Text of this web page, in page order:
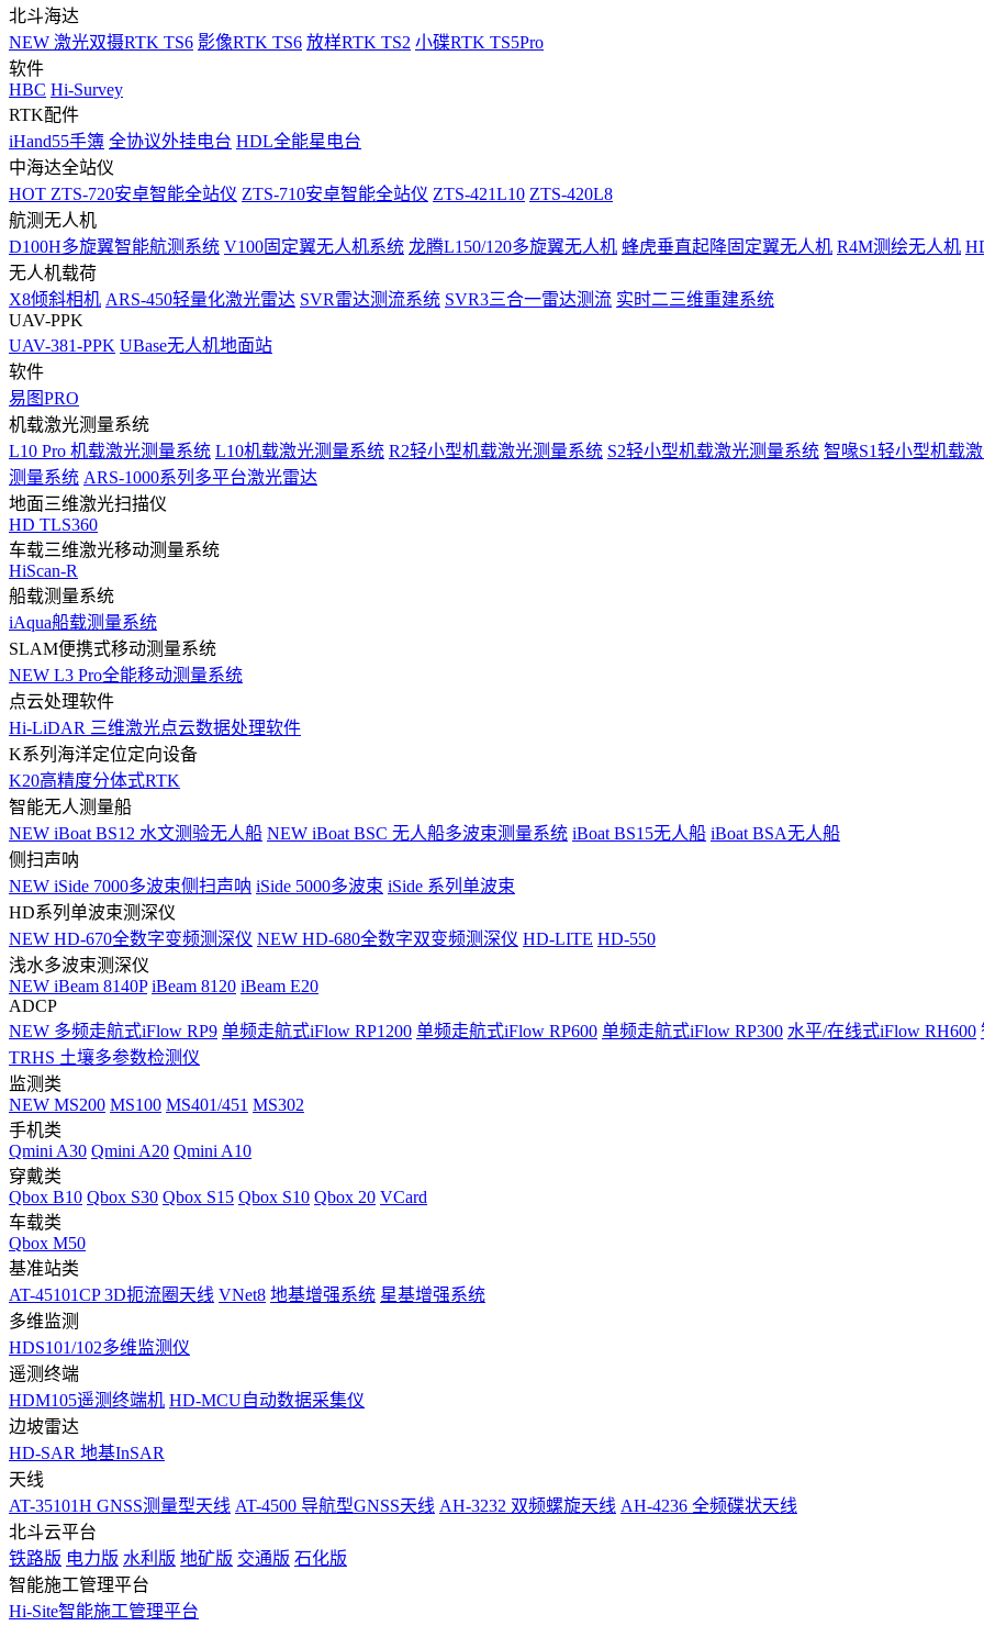
北斗海达
NEW 激光双摄RTK TS6 影像RTK TS6 放样RTK TS2 小碟RTK TS5Pro
软件
HBC Hi-Survey
RTK配件
iHand55手簿 全协议外挂电台 HDL全能星电台
中海达全站仪
HOT ZTS-720安卓智能全站仪 ZTS-710安卓智能全站仪 ZTS-421L10 ZTS-420L8
航测无人机
D100H多旋翼智能航测系统 V100固定翼无人机系统 龙腾L150/120多旋翼无人机 蜂虎垂直起降固定翼无人机 R4M测绘无人机
无人机载荷
X8倾斜相机 ARS-450轻量化激光雷达 SVR雷达测流系统 SVR3三合一雷达测流 实时二三维重建系统
UAV-PPK
UAV-381-PPK UBase无人机地面站
软件
易图PRO
机载激光测量系统
L10 Pro 机载激光测量系统 L10机载激光测量系统 R2轻小型机载激光测量系统 S2轻小型机载激光测量系统 智喙S1轻小型机载
测量系统 ARS-1000系列多平台激光雷达
地面三维激光扫描仪
HD TLS360
车载三维激光移动测量系统
HiScan-R
船载测量系统
iAqua船载测量系统
SLAM便携式移动测量系统
NEW L3 Pro全能移动测量系统
点云处理软件
Hi-LiDAR 三维激光点云数据处理软件
K系列海洋定位定向设备
K20高精度分体式RTK
智能无人测量船
NEW iBoat BS12 水文测验无人船 NEW iBoat BSC 无人船多波束测量系统 iBoat BS15无人船 iBoat BSA无人船
侧扫声呐
NEW iSide 7000多波束侧扫声呐 iSide 5000多波束 iSide 系列单波束
HD系列单波束测深仪
NEW HD-670全数字变频测深仪 NEW HD-680全数字双变频测深仪 HD-LITE HD-550
浅水多波束测深仪
NEW iBeam 8140P iBeam 8120 iBeam E20
ADCP
NEW 多频走航式iFlow RP9 单频走航式iFlow RP1200 单频走航式iFlow RP600 单频走航式iFlow RP300 水平/在线式iFlow RH600
TRHS 土壤多参数检测仪
监测类
NEW MS200 MS100 MS401/451 MS302
手机类
Qmini A30 Qmini A20 Qmini A10
穿戴类
Qbox B10 Qbox S30 Qbox S15 Qbox S10 Qbox 20 VCard
车载类
Qbox M50
基准站类
AT-45101CP 3D扼流圈天线 VNet8 地基增强系统 星基增强系统
多维监测
HDS101/102多维监测仪
遥测终端
HDM105遥测终端机 HD-MCU自动数据采集仪
边坡雷达
HD-SAR 地基InSAR
天线
AT-35101H GNSS测量型天线 AT-4500 导航型GNSS天线 AH-3232 双频螺旋天线 AH-4236 全频碟状天线
北斗云平台
铁路版 电力版 水利版 地矿版 交通版 石化版
智能施工管理平台
Hi-Site智能施工管理平台